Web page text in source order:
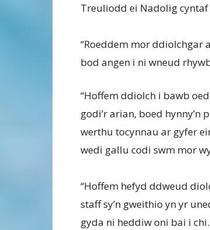
Treuliodd ei Nadolig
“Roeddem mor ddiolchgar
bod angen i ni wneud
“Hoffem ddiolch i bawb
godi’r arian, boed hynny’n
werthu tocynnau ar gyfer
wedi gallu codi swm mor
“Hoffem hefyd ddweud
staff sy’n gweithio yn yr
gyda ni heddiw oni bai i